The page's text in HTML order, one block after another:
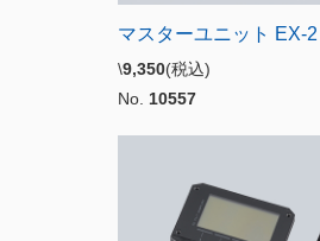
マスターユニット EX-2
\9,350(税込)
No. 10557